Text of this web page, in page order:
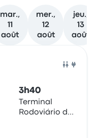
mar.,
11
août
mer.,
12
août
jeu.,
13
août
3h40
Terminal
Rodoviário de